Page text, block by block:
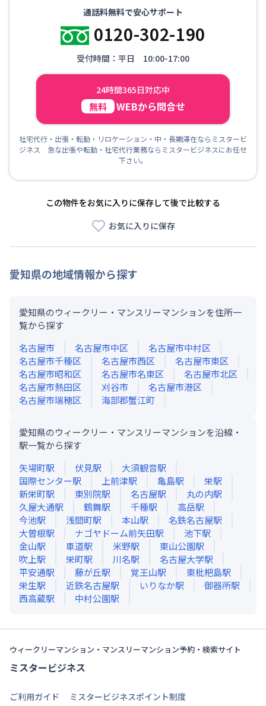
通話料無料で安心サポート
0120-302-190
受付時間：平日 10:00-17:00
24時間365日対応中
無料 WEBから問合せ
社宅代行・出張・転勤・リロケーション・中・長期滞在ならミスタービ
ジネス 急な出張や転勤・社宅代行業務ならミスタービジネスにお任せ
下さい。
この物件をお気に入りに保存して後で比較する
お気に入りに保存
愛知県の地域情報から探す
愛知県のウィークリー・マンスリーマンションを住所一
覧から探す
名古屋市
名古屋市中区
名古屋市中村区
名古屋市千種区
名古屋市西区
名古屋市東区
名古屋市昭和区
名古屋市名東区
名古屋市北区
名古屋市熱田区
刈谷市
名古屋市港区
名古屋市瑞穂区
海部郡蟹江町
愛知県のウィークリー・マンスリーマンションを沿線・
駅一覧から探す
矢場町駅 伏見駅 大須観音駅
国際センター駅 上前津駅 亀島駅 栄駅
新栄町駅 東別院駅 名古屋駅 丸の内駅
久屋大通駅 鶴舞駅 千種駅 高岳駅
今池駅 浅間町駅 本山駅 名鉄名古屋駅
大曽根駅 ナゴヤドーム前矢田駅 池下駅
金山駅 車道駅 米野駅 東山公園駅
吹上駅 栄町駅 川名駅 名古屋大学駅
平安通駅 藤が丘駅 覚王山駅 東枇杷島駅
栄生駅 近鉄名古屋駅 いりなか駅 御器所駅
西高蔵駅 中村公園駅
ウィークリーマンション・マンスリーマンション予約・検索サイト
ミスタービジネス
ご利用ガイド ミスタービジネスポイント制度